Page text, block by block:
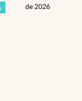
de 2026